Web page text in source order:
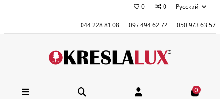
0 0 Русский
044 228 81 08 097 494 62 72 050 973 63 57
0